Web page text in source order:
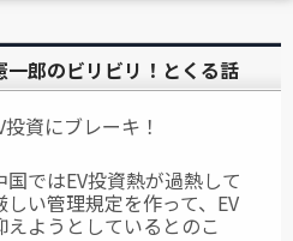
郎のビリビリ！とくる話
資にブレーキ！
ではEV投資熱が過熱して
い管理規定を作って、EV
ようとしているとのこ